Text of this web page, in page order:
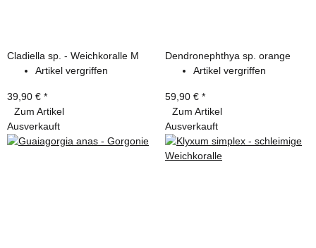
Cladiella sp. - Weichkoralle M
Artikel vergriffen
39,90 € *
Zum Artikel
Dendronephthya sp. orange
Artikel vergriffen
59,90 € *
Zum Artikel
Ausverkauft
Ausverkauft